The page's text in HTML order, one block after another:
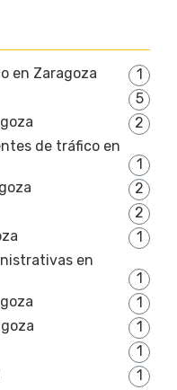
en Zaragoza
1
5
2
de tráfico en
1
2
2
1
en
1
1
1
1
1